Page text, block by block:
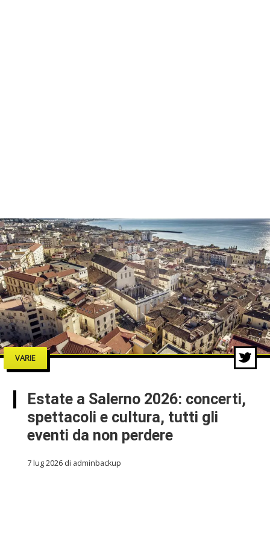
VARIE
Estate a Salerno 2026: concerti,
spettacoli e cultura, tutti gli
eventi da non perdere
7 lug 2026 di adminbackup